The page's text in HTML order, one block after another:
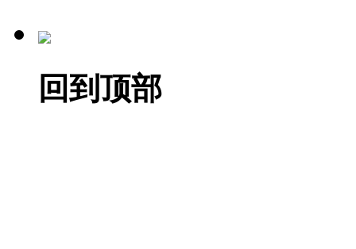
回到顶部